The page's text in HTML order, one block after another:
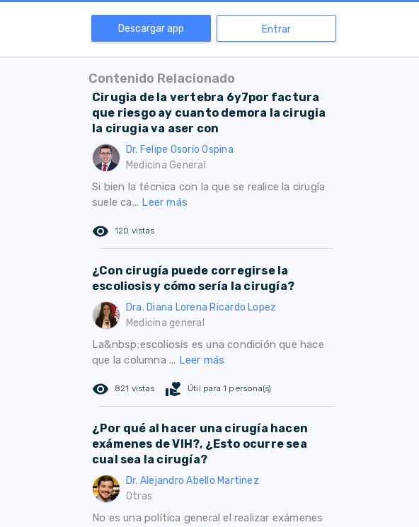
Descargar app Entrar
Contenido Relacionado
Cirugia de la vertebra 6y7por factura
que riesgo ay cuanto demora la cirugia
la cirugia va aser con
Dr. Felipe Osorio Ospina
Medicina General
Si bien la técnica con la que se realice la cirugía
suele ca... Leer más
remove_red_eye 120 vistas
¿Con cirugía puede corregirse la
escoliosis y cómo sería la cirugía?
Dra. Diana Lorena Ricardo Lopez
Medicina general
La&nbsp;escoliosis es una condición que hace
que la columna ... Leer más
remove_red_eye 821 vistas volunteer_activism Útil para 1 persona(s)
¿Por qué al hacer una cirugía hacen
exámenes de VIH?, ¿Esto ocurre sea
cual sea la cirugía?
Dr. Alejandro Abello Martinez
Otras
No es una política general el realizar exámenes